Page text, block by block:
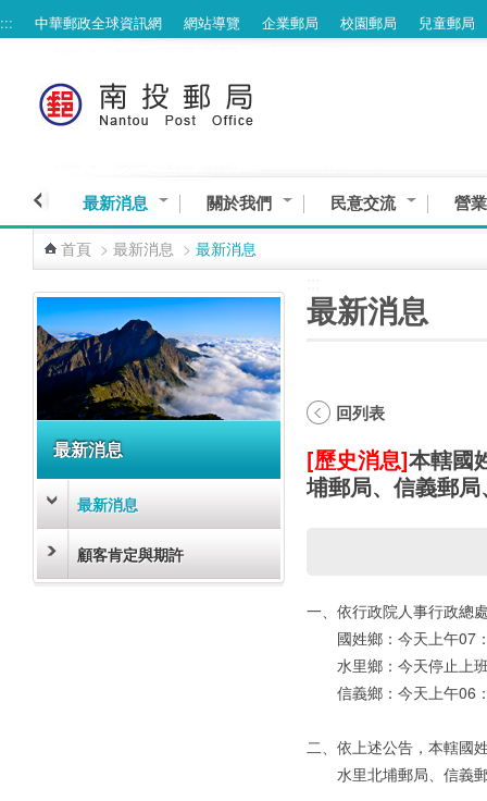
跳到主要內容區塊
::: 中華郵政全球資訊網 網站導覽 企業郵局 校園郵局 兒童郵局
最新消息 關於我們 民意交流 營
首頁 > 最新消息 > 最新消息
最新消息
最新消息
顧客肯定與期許
最新消息
回列表
[歷史消息]本轄國
埔郵局、信義郵
一、依行政院人事行政總
國姓鄉：今天上午07
水里鄉：今天停止上
信義鄉：今天上午06
二、依上述公告，本轄國
水里北埔郵局、信義郵